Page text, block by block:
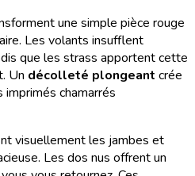
une simple pièce rouge
Les volants insufflent
que les strass apportent cette
Un décolleté plongeant crée
chamarrés
visuellement les jambes et
Les dos nus offrent un